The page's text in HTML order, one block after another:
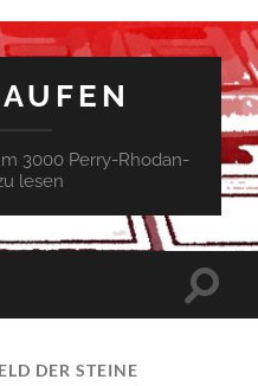
3000 Perry-Rhodan-
lesen
DER STEINE